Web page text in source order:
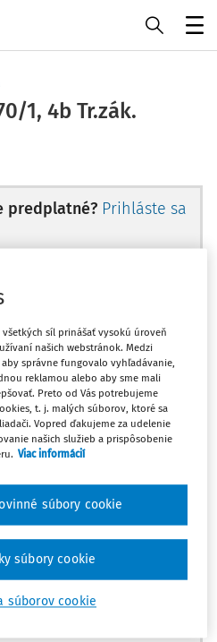
1, 4b Tr.zák.
predplatné? Prihláste sa
si prečítali len
z tejto oblasti je
portálu.
prístup na 10 dní
len zaregistrovať.
získate prístup aj k
obsahu:
všetkých síl prinášať vysokú úroveň
našich webstránok. Medzi
správne fungovalo vyhľadávanie,
reklamou alebo aby sme mali
Preto od Vás potrebujeme
t. j. malých súborov, ktoré sa
Vopred ďakujeme za udelenie
našich služieb a prispôsobenie
Viac informácií
súborov cookie
súbory cookie
súbory cookie